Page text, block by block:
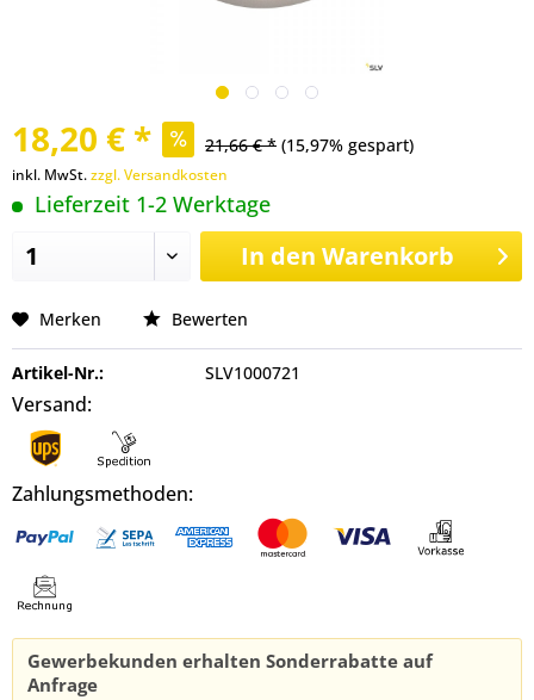
18,20 € * 21,66 € * (15,97% gespart)
inkl. MwSt.zzgl. Versandkosten
Lieferzeit 1-2 Werktage
In den Warenkorb
Merken Bewerten
Artikel-Nr.: SLV1000721
Versand:
Zahlungsmethoden:
Gewerbekunden erhalten Sonderrabatte auf
Anfrage